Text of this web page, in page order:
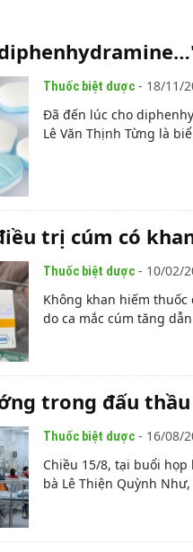
Thuốc biệt dược - 18/11/
Đã đến lúc cho
Lê Văn Thịnh Từng là
trị cúm có
Thuốc biệt dược - 10/02/
Không khan hiếm
do ca mắc cúm tăng
trong đấu
Thuốc biệt dược - 16/08/
Chiều 15/8, tại buổi họp
bà Lê Thiện Quỳnh